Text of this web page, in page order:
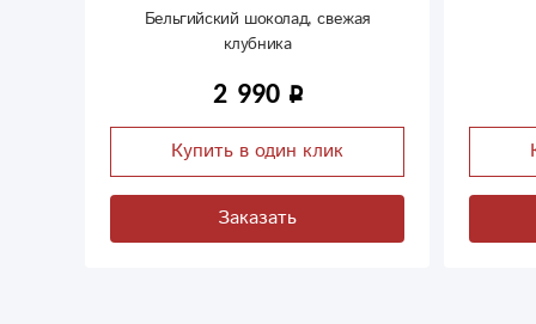
Вкусные
920
Купить в один клик
Заказать